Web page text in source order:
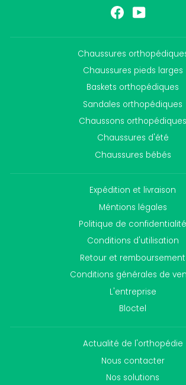
FacebookYouTube
Chaussures
Chaussures pieds larges
Baskets orthopédiques
Sandales orthopédiques
Chaussons orthopédiques
Chaussures d'été
Chaussures bébés
Expédition et livraison
Méntions légales
Politique de confidentialité
Conditions d'utilisation
Retour et remboursement
Conditions générales de
L'entreprise
Bloctel
Actualité de l'orthopédie
Nous contacter
Nos solutions